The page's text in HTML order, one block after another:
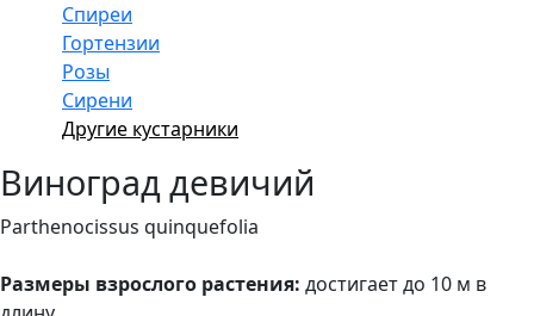
Спиреи
Гортензии
Розы
Сирени
Другие кустарники
Виноград девичий
Parthenocissus quinquefolia
Размеры взрослого растения: достигает до 10 м в